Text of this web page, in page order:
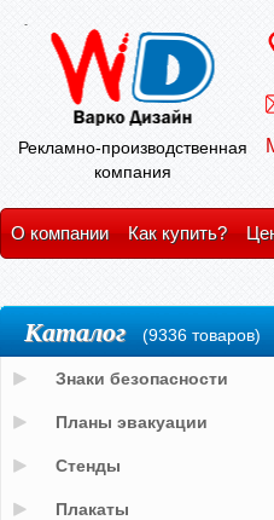
Рекламно-производственная
компания
О компании Как купить?
Каталог (9336 товаров)
Знаки безопасности
Планы эвакуации
Стенды
Плакаты